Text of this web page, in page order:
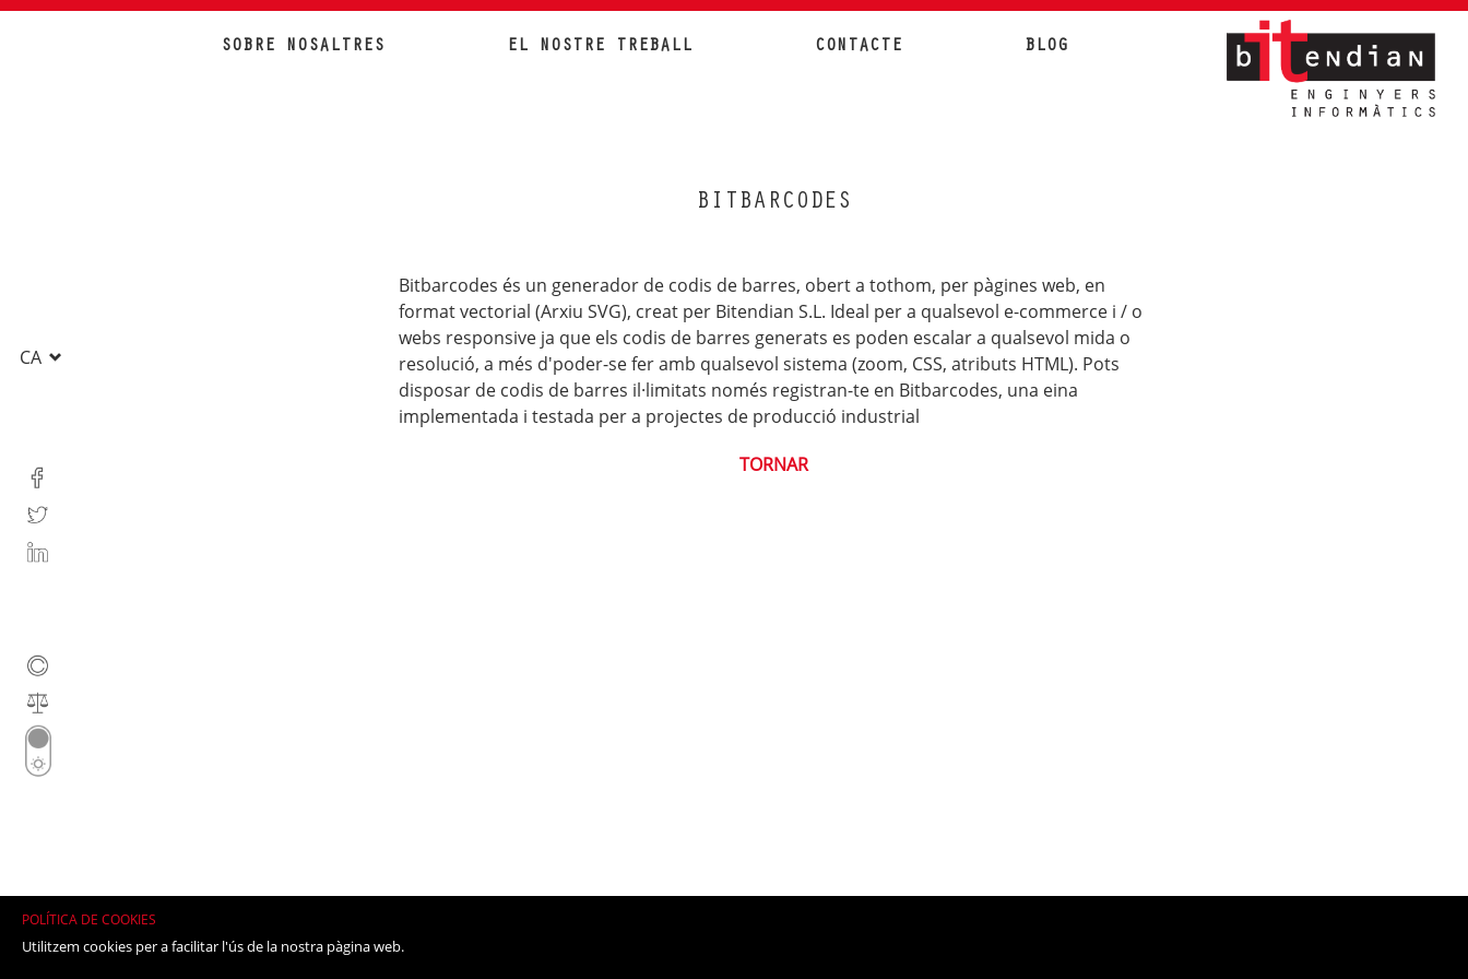
POLÍTICA DE COOKIES
Utilitzem cookies per a facilitar l'ús de la nostra pàgina web.
CA
SOBRE NOSALTRES EL NOSTRE TREBALL CONTACTE BLOG
BITBARCODES
Bitbarcodes és un generador de codis de barres, obert a tothom, per pàgines web, en
format vectorial (Arxiu SVG), creat per Bitendian S.L. Ideal per a qualsevol e-commerce i / o
webs responsive ja que els codis de barres generats es poden escalar a qualsevol mida o
resolució, a més d'poder-se fer amb qualsevol sistema (zoom, CSS, atributs HTML). Pots
disposar de codis de barres il·limitats només registran-te en Bitbarcodes, una eina
implementada i testada per a projectes de producció industrial
TORNAR